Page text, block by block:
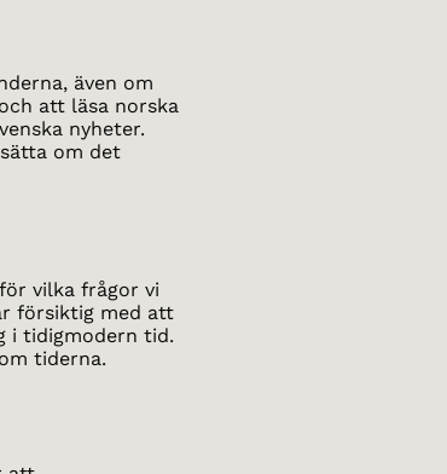
även om
att läsa norska
nyheter.
om det
vilka frågor vi
försiktig med att
i tidigmodern tid.
tiderna.